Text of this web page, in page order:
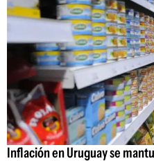
Inflación en Uruguay se